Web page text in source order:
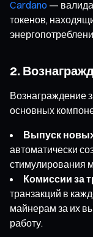
Cardano —
токенов,
2.
Вознаграждение
основных
Выпуск
автоматически
стимулирования
Комиссии за
транзакций в
майнерам за их
работу.